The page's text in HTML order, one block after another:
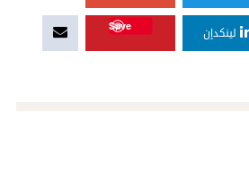
لينكدإن
Save